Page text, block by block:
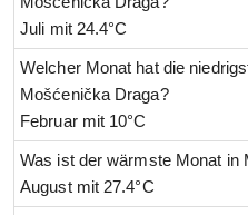
Juli mit 24.4°C
Welcher Monat hat die
Mošćenička Draga?
Februar mit 10°C
Was ist der wärmste Monat in
August mit 27.4°C